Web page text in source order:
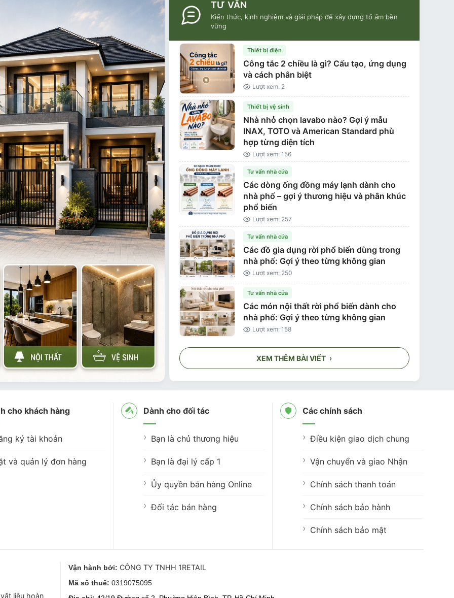
TƯ VẤN
Kiến thức, kinh nghiệm và giải pháp để xây dựng tổ ấm bền
vững
Thiết bị điện
Công tắc 2 chiều là gì? Cấu tạo, ứng dụng
và cách phân biệt
Lượt xem: 2
Thiết bị vệ sinh
Nhà nhỏ chọn lavabo nào? Gợi ý mẫu
INAX, TOTO và American Standard phù
hợp từng diện tích
Lượt xem: 156
Tư vấn nhà cửa
Các dòng ống đồng máy lạnh dành cho
nhà phố – gợi ý thương hiệu và phân khúc
phổ biến
Lượt xem: 257
Tư vấn nhà cửa
Các đồ gia dụng rời phổ biến dùng trong
nhà phố: Gợi ý theo từng không gian
Lượt xem: 250
Tư vấn nhà cửa
Các món nội thất rời phổ biến dành cho
nhà phố: Gợi ý theo từng không gian
Lượt xem: 158
XEM THÊM BÀI VIẾT ›
cho khách hàng
ký tài khoản
và quản lý đơn hàng
Dành cho đối tác
Bạn là chủ thương hiệu
Bạn là đại lý cấp 1
Ủy quyền bán hàng Online
Đối tác bán hàng
Các chính sách
Điều kiện giao dịch chung
Vận chuyển và giao Nhận
Chính sách thanh toán
Chính sách bảo hành
Chính sách bảo mật
liệu hoàn
Vận hành bởi: CÔNG TY TNHH 1RETAIL
Mã số thuế: 0319075095